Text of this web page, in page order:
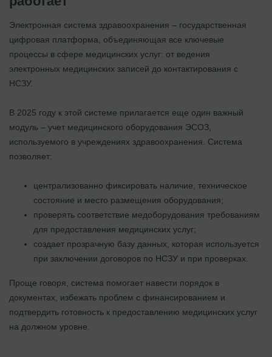
Электронная система здравоохранения – государственная
цифровая платформа, объединяющая все ключевые
процессы в сфере медицинских услуг: от ведения
электронных медицинских записей до контактирования с
НСЗУ.
В 2025 году к этой системе прилагается еще один важный
модуль – учет медицинского оборудования ЭСОЗ,
используемого в учреждениях здравоохранения. Система
позволяет:
централизованно фиксировать наличие, техническое
состояние и место размещения оборудования;
проверять соответствие медоборудования требованиям
для предоставления медицинских услуг;
создает прозрачную базу данных, которая используется
при заключении договоров по НСЗУ и при проверках.
Проще говоря, система помогает навести порядок в
документах, избежать проблем с финансированием и
подтвердить готовность к предоставлению медицинских услуг
на должном уровне.